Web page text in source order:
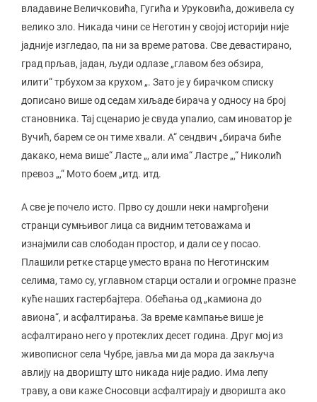
владавине Величковића, Гугића и Уруковића, доживела су
велико зло. Никада чини се Неготин у својој историји није
јадније изгледао, па ни за време ратова. Све девастирано,
град прљав, јадан, људи одлазе „главом без обзира,
илити“ трбухом за крухом „. Зато је у бирачком списку
дописано више од седам хиљаде бирача у односу на број
становника. Тај сценарио је свуда упалио, сам иноватор је
Вучић, барем се он тиме хвали. А“ сендвич „бирача биће
дакако, нема више“ Ласте „, али има“ Ластре „,“ Николић
превоз „,“ Мото боем „итд. итд.
А све је почело исто. Прво су дошли неки намргођени
странци сумњивог лица са видним тетоважама и
изнајмили сав слободан простор, и дали се у посао.
Плашили ретке старце уместо врана по Неготинским
селима, тамо су, углавном старци остали и огромне празне
куће наших гастербајтера. Обећања од „камиона до
авиона“, и асфалтирања. За време кампање више је
асфалтирано него у протеклих десет година. Друг мој из
живописног села Чубре, јавља ми да мора да закључа
авлију на дворишту што никада није радио. Има лепу
траву, а ови каже Сносовци асфалтирају и дворишта ако